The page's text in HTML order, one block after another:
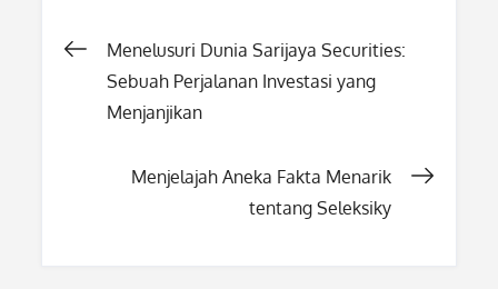
Post
navigation
Menelusuri Dunia Sarijaya Securities:
Sebuah Perjalanan Investasi yang
Menjanjikan
Menjelajah Aneka Fakta Menarik
tentang Seleksiky